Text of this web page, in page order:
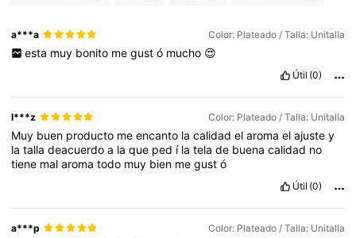
a***a Color: Plateado / Talla: Unitalla
esta muy bonito me gust ó mucho 😍
Útil (0)
l***z Color: Plateado / Talla: Unitalla
Muy buen producto meencanto lacalidadelaromaelajustey
latalladeacuerdoa laque ped í latelade buenacalidad no
tiene malaromatodo muy bien megustó
Útil (0)
a***p Color: Plateado / Talla: Unitalla